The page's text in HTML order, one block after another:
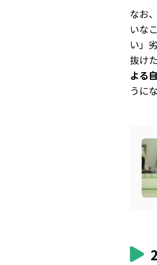
なお
いな
い」
抜け
よる
うに